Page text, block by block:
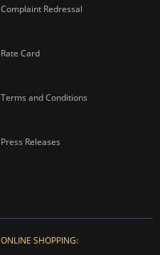
Complaint Redressal
Rate Card
Terms and Conditions
Press Releases
ONLINE SHOPPING: